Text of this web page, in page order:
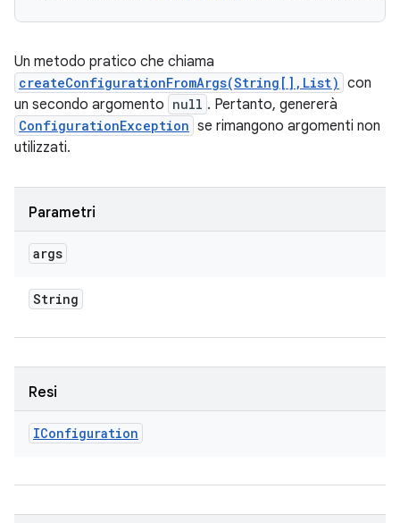
Un metodo pratico che chiama
createConfigurationFromArgs(String[],List) con
un secondo argomento null . Pertanto, genererà
ConfigurationException se rimangono argomenti non
utilizzati.
Parametri
args
String
Resi
IConfiguration